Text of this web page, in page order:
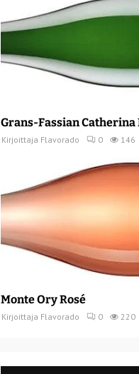
Grans-Fassian Catherina
Kirjoittaja Flavorado 0 146
Monte Ory Rosé
Kirjoittaja Flavorado 0 220